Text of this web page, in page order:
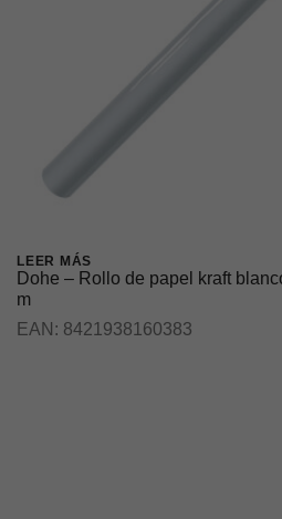
LEER MÁS
Dohe – Rollo de papel kraft
m
EAN: 8421938160383